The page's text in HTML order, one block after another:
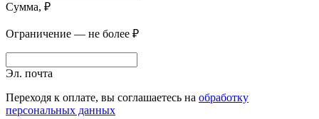
Сумма, ₽
Ограничение — не более ₽
Эл. почта
Переходя к оплате, вы соглашаетесь на обработку
персональных данных